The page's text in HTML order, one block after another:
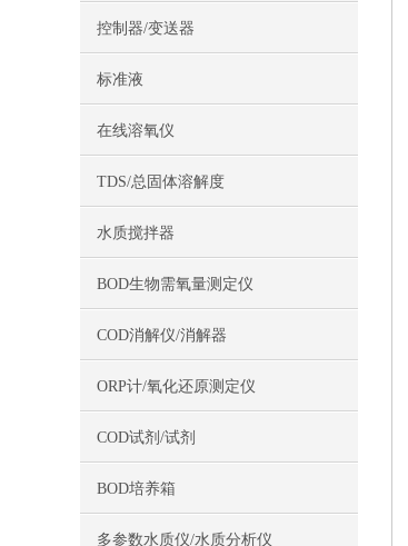
控制器/变送器
标准液
在线溶氧仪
TDS/总固体溶解度
水质搅拌器
BOD生物需氧量测定仪
COD消解仪/消解器
ORP计/氧化还原测定仪
COD试剂/试剂
BOD培养箱
多参数水质仪/水质分析仪